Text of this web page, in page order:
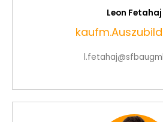
Leon Fetahaj